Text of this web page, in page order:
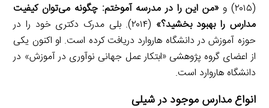
(۲۰۱۵) و
«من این را در مدرسه آموختم: چگونه می‌توان کیفیت
مدارس را بهبود بخشید؟»
(۲۰۱۴). بلی مدرک دکتری خود را در
حوزه آموزش در دانشگاه هاروارد دریافت کرده است. او اکنون یکی
از اعضای گروه پژوهشی «ابتکار عمل جهانی نوآوری در آموزش» در
دانشگاه هاروارد است.
انواع مدارس موجود در شیلی